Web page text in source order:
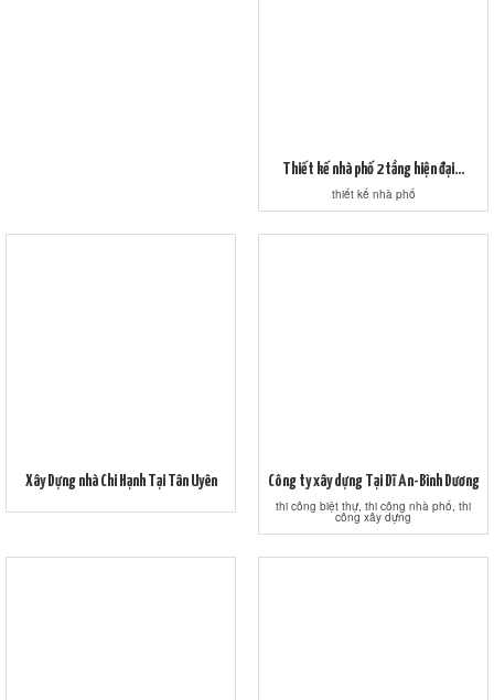
Thiết kế nhà phố 2 tầng hiện đại...
thiết kế nhà phố
Xây Dựng nhà Chi Hạnh Tại Tân Uyên Công ty xây dựng Tại Dĩ An-Bình Dương
thi công biệt thự, thi công nhà phố, thi
công xây dựng